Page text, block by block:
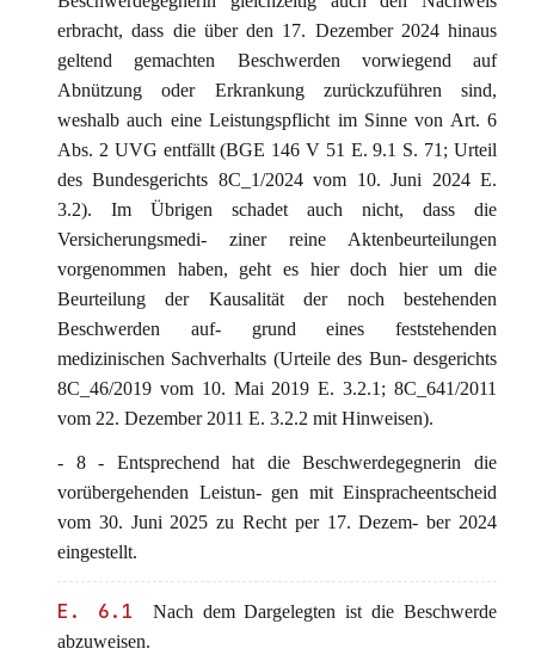
erbracht, dass die über den 17. Dezember 2024 hinaus
geltend gemachten Beschwerden vorwiegend auf
Abnützung oder Erkrankung zurückzuführen sind,
weshalb auch eine Leistungspflicht im Sinne von Art. 6
Abs. 2 UVG entfällt (BGE 146 V 51 E. 9.1 S. 71; Urteil
des Bundesgerichts 8C_1/2024 vom 10. Juni 2024 E.
3.2). Im Übrigen schadet auch nicht, dass die
Versicherungsmedi- ziner reine Aktenbeurteilungen
vorgenommen haben, geht es hier doch hier um die
Beurteilung der Kausalität der noch bestehenden
Beschwerden auf- grund eines feststehenden
medizinischen Sachverhalts (Urteile des Bun- desgerichts
8C_46/2019 vom 10. Mai 2019 E. 3.2.1; 8C_641/2011
vom 22. Dezember 2011 E. 3.2.2 mit Hinweisen).
- 8 - Entsprechend hat die Beschwerdegegnerin die
vorübergehenden Leistun- gen mit Einspracheentscheid
vom 30. Juni 2025 zu Recht per 17. Dezem- ber 2024
eingestellt.
E. 6.1
Nach dem Dargelegten ist die Beschwerde
abzuweisen.